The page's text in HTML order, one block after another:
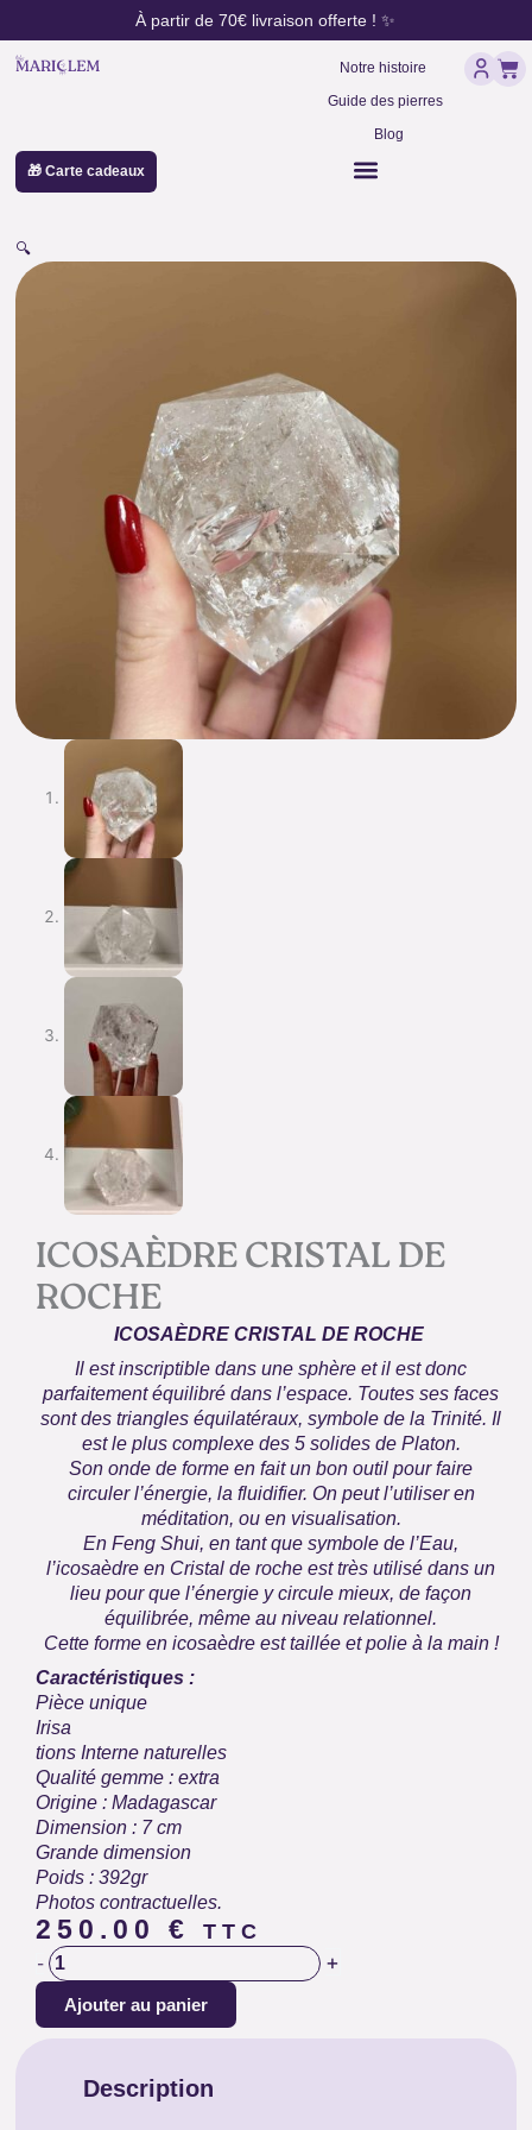
au
contenu
À partir de 70€ livraison offerte ! ✨
Notre histoire
Guide des pierres
Blog
🎁 Carte cadeaux
🔍
ICOSAÈDRE CRISTAL DE
ROCHE
ICOSAÈDRE CRISTAL DE ROCHE
Il est inscriptible dans une sphère et il est donc
parfaitement équilibré dans l’espace. Toutes ses faces
sont des triangles équilatéraux, symbole de la Trinité. Il
est le plus complexe des 5 solides de Platon.
Son onde de forme en fait un bon outil pour faire
circuler l’énergie, la fluidifier. On peut l’utiliser en
méditation, ou en visualisation.
En Feng Shui, en tant que symbole de l’Eau,
l’icosaèdre en Cristal de roche est très utilisé dans un
lieu pour que l’énergie y circule mieux, de façon
équilibrée, même au niveau relationnel.
Cette forme en icosaèdre est taillée et polie à la main !
Caractéristiques :
Pièce unique
Irisa
tions Interne naturelles
Qualité gemme : extra
Origine : Madagascar
Dimension : 7 cm
Grande dimension
Poids : 392gr
Photos contractuelles.
250.00€ TTC
- quantité
de
ICOSAÈDRE
ROCHE
+
Ajouter au panier
Description